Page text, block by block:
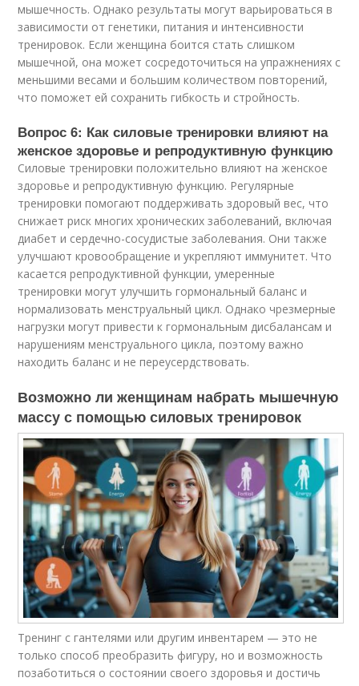
мышечность. Однако результаты могут варьироваться в
зависимости от генетики, питания и интенсивности
тренировок. Если женщина боится стать слишком
мышечной, она может сосредоточиться на упражнениях с
меньшими весами и большим количеством повторений,
что поможет ей сохранить гибкость и стройность.
Вопрос 6: Как силовые тренировки влияют на
женское здоровье и репродуктивную функцию
Силовые тренировки положительно влияют на женское
здоровье и репродуктивную функцию. Регулярные
тренировки помогают поддерживать здоровый вес, что
снижает риск многих хронических заболеваний, включая
диабет и сердечно-сосудистые заболевания. Они также
улучшают кровообращение и укрепляют иммунитет. Что
касается репродуктивной функции, умеренные
тренировки могут улучшить гормональный баланс и
нормализовать менструальный цикл. Однако чрезмерные
нагрузки могут привести к гормональным дисбалансам и
нарушениям менструального цикла, поэтому важно
находить баланс и не переусердствовать.
Возможно ли женщинам набрать мышечную
массу с помощью силовых тренировок
Тренинг с гантелями или другим инвентарем — это не
только способ преобразить фигуру, но и возможность
позаботиться о состоянии своего здоровья и достичь